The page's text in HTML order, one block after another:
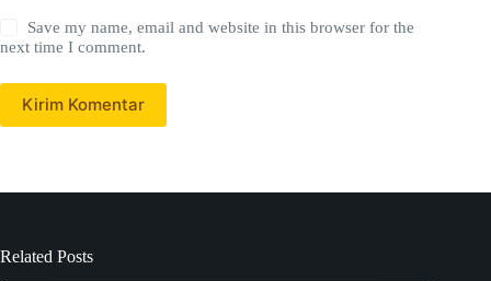
Save my name, email and website in this browser for the
next time I comment.
Kirim Komentar
Related Posts